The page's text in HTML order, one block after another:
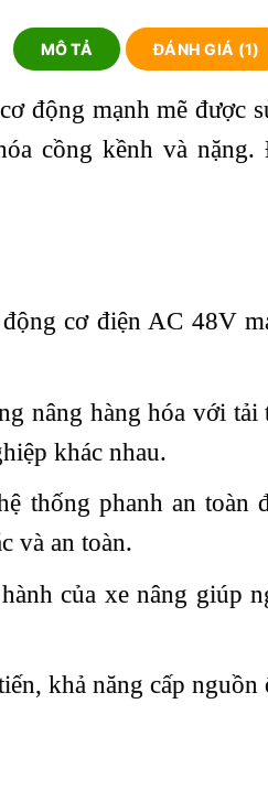
MÔ TẢ ĐÁNH GIÁ (1)
động mạnh mẽ được
cồng kềnh và
cơ điện AC 48V
nâng hàng hóa với
khác nhau.
thống phanh an toàn
và an toàn.
của xe nâng giúp
khả năng cấp